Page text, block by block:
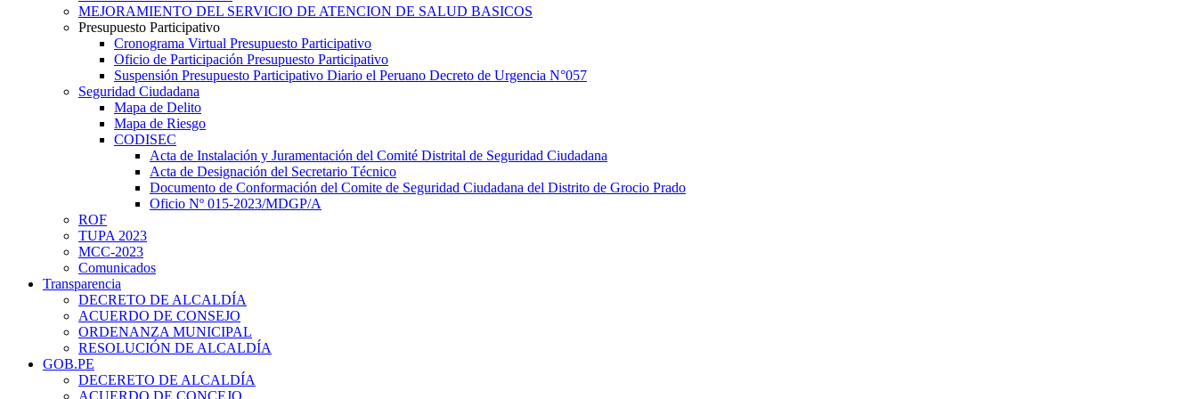
MEJORAMIENTO DEL SERVICIO DE ATENCION DE SALUD BASICOS
Presupuesto Participativo
Cronograma Virtual Presupuesto Participativo
Oficio de Participación Presupuesto Participativo
Suspensión Presupuesto Participativo Diario el Peruano Decreto de Urgencia N°057
Seguridad Ciudadana
Mapa de Delito
Mapa de Riesgo
CODISEC
Acta de Instalación y Juramentación del Comité Distrital de Seguridad Ciudadana
Acta de Designación del Secretario Técnico
Documento de Conformación del Comite de Seguridad Ciudadana del Distrito de Grocio Prado
Oficio Nº 015-2023/MDGP/A
ROF
TUPA 2023
MCC-2023
Comunicados
Transparencia
DECRETO DE ALCALDÍA
ACUERDO DE CONSEJO
ORDENANZA MUNICIPAL
RESOLUCIÓN DE ALCALDÍA
GOB.PE
DECERETO DE ALCALDÍA
ACUERDO DE CONCEJO